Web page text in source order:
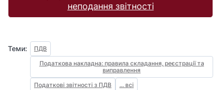
неподання звітності
Теми:
ПДВ
Податкова накладна: правила складання, реєстрації та
виправлення
Податкові звітності з ПДВ
... всі